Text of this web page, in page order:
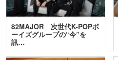
82MAJOR 次世代K-POPボ
ーイズグループの“今”を
訊…